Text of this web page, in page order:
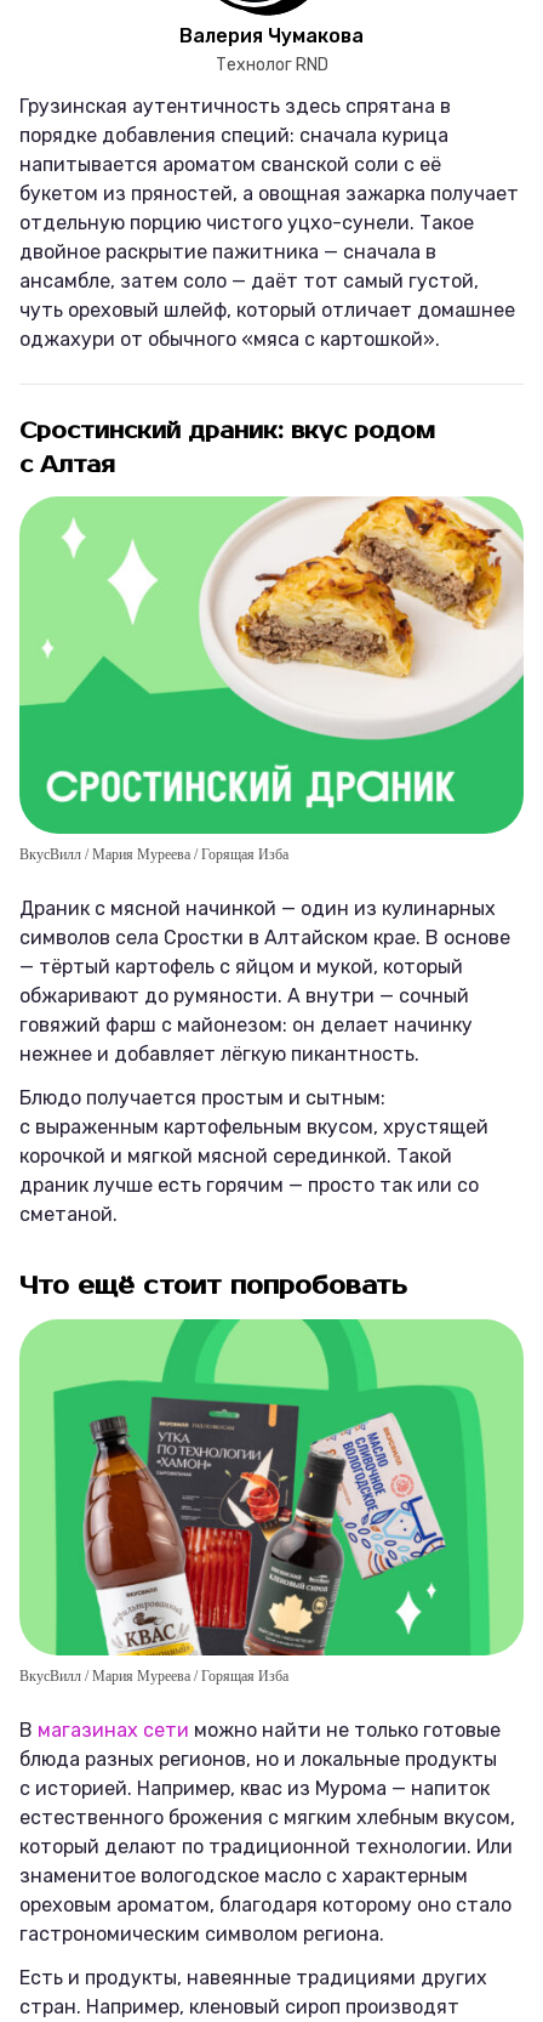
Валерия Чумакова
Технолог RND
Грузинская аутентичность здесь спрятана в
порядке добавления специй: сначала курица
напитывается ароматом сванской соли с её
букетом из пряностей, а овощная зажарка получает
отдельную порцию чистого уцхо-сунели. Такое
двойное раскрытие пажитника — сначала в
ансамбле, затем соло — даёт тот самый густой,
чуть ореховый шлейф, который отличает домашнее
оджахури от обычного «мяса с картошкой».
Сростинский драник: вкус родом
с Алтая
ВкусВилл / Мария Муреева / Горящая Изба
Драник с мясной начинкой — один из кулинарных
символов села Сростки в Алтайском крае. В основе
— тёртый картофель с яйцом и мукой, который
обжаривают до румяности. А внутри — сочный
говяжий фарш с майонезом: он делает начинку
нежнее и добавляет лёгкую пикантность.
Блюдо получается простым и сытным:
с выраженным картофельным вкусом, хрустящей
корочкой и мягкой мясной серединкой. Такой
драник лучше есть горячим — просто так или со
сметаной.
Что ещё стоит попробовать
ВкусВилл / Мария Муреева / Горящая Изба
В магазинах сети можно найти не только готовые
блюда разных регионов, но и локальные продукты
с историей. Например, квас из Мурома — напиток
естественного брожения с мягким хлебным вкусом,
который делают по традиционной технологии. Или
знаменитое вологодское масло с характерным
ореховым ароматом, благодаря которому оно стало
гастрономическим символом региона.
Есть и продукты, навеянные традициями других
стран. Например, кленовый сироп производят